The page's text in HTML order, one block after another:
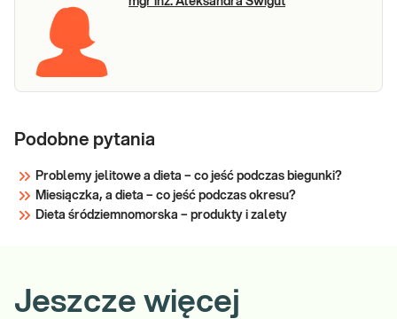
Podobne pytania
Problemy jelitowe a dieta – co jeść podczas biegunki?
Miesiączka, a dieta – co jeść podczas okresu?
Dieta śródziemnomorska – produkty i zalety
Jeszcze więcej